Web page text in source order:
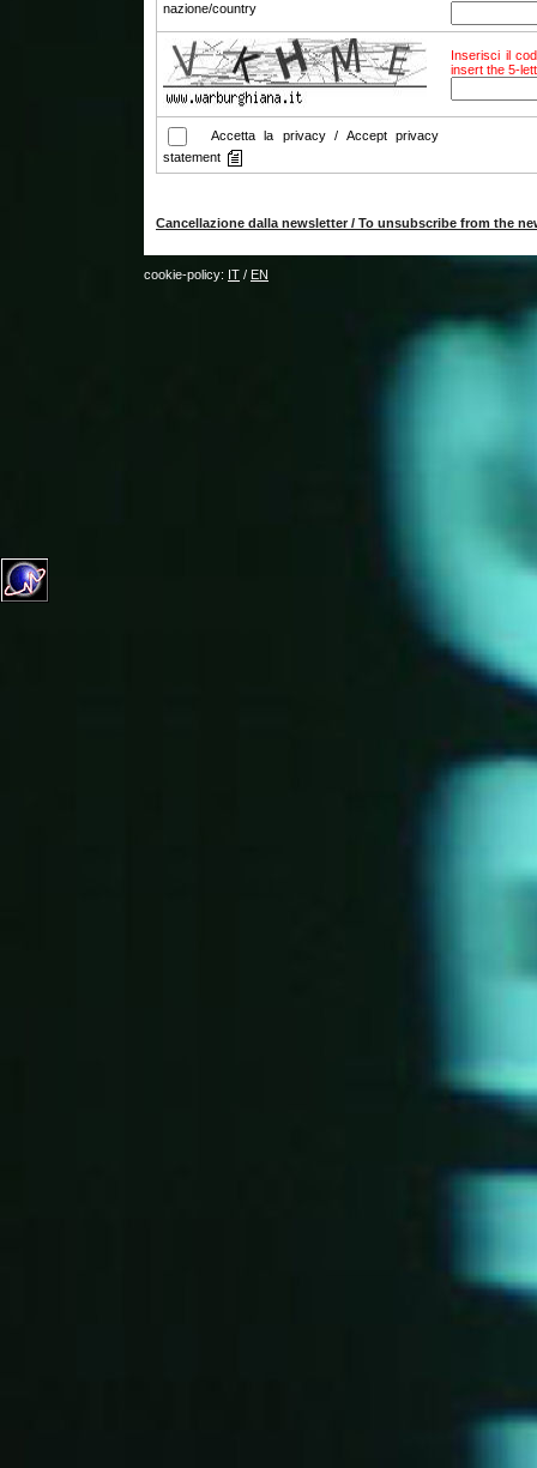
nazione/country
Inserisci il
insert the 5-
Accetta la privacy / Accept privacy
statement
Cancellazione dalla newsletter / To unsubscribe from the
cookie-policy: IT / EN